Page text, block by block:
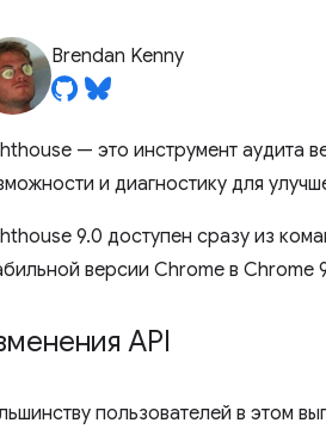
Brendan Kenny
— это инструмент аудита
и диагностику для
9.0 доступен сразу из
версии Chrome в Chrome
API
пользователей в этом